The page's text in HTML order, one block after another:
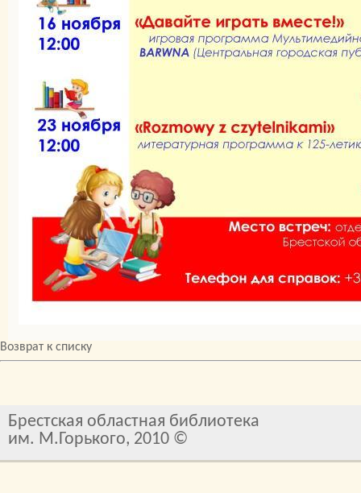
Возврат к списку
Брестская областная библиотека
им. М.Горького, 2010 ©